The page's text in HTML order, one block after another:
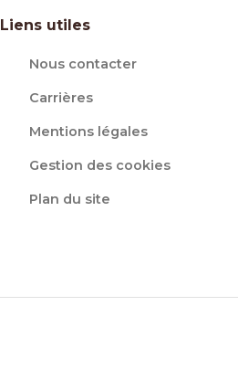
Liens utiles
Nous contacter
Carrières
Mentions légales
Gestion des cookies
Plan du site